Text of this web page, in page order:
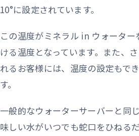
10°に設定されています。
この温度がミネラル in ウォータ
ける温度となっています。また、
れるお客様には、温度の設定もで
す。
一般的なウォーターサーバーと同
味しい水がいつでも蛇口をひねる